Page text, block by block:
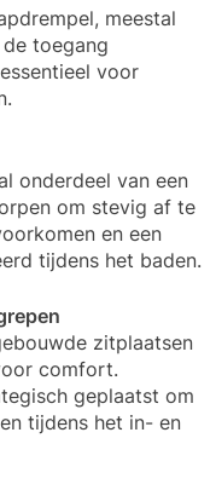
meestal
toegang
voor
onderdeel van een
om stevig af te
en een
tijdens het baden.
zitplaatsen
comfort.
geplaatst om
tijdens het in- en